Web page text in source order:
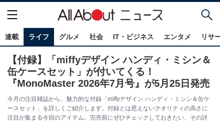
連載 ライフ グルメ 社会 IT・ビジネス エンタメ リサ
【付録】「miffyデザイン ハンディ・ミシン＆
缶ケースセット」が付いてくる！
『MonoMaster 2026年7月号』が5月25日発売
今月の注目雑誌から、魅力的な付録「miffyデザイン ハンディ・ミシン＆缶ケ
ースセット」を詳しくご紹介します。付録とは思えないクオリティの高さに
注目が集まる今回のアイテム。完売前にぜひチェックしておきたい、その詳